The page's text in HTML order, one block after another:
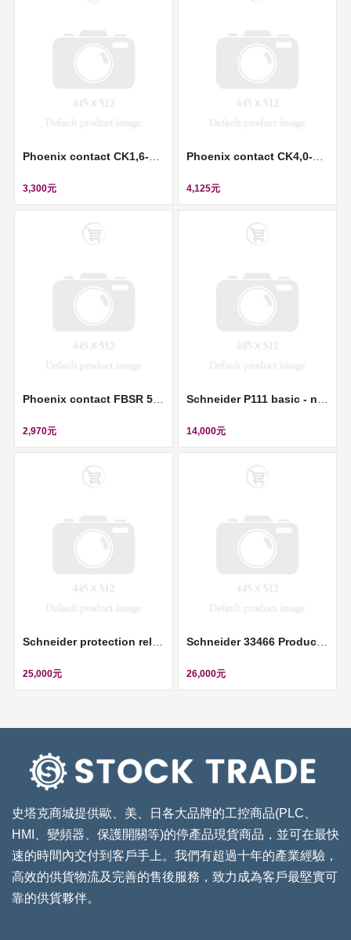
3,300元 4,125元
2,970元 14,000元
25,000元 26,000元
史塔克商城提供歐、美、日各大品牌的工控商品(PLC、
HMI、變頻器、保護開關等)的停產品現貨商品，並可在最快
速的時間內交付到客戶手上。我們有超過十年的產業經驗，
高效的供貨物流及完善的售後服務，致力成為客戶最堅實可
靠的供貨夥伴。